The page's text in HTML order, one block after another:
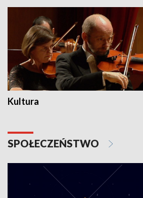
Kultura
SPOŁECZEŃSTWO